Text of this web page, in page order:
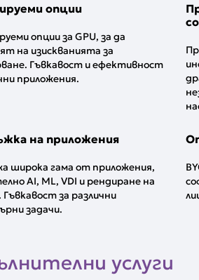
опции
опции за GPU, за да
на изискванията за
Гъвкавост и ефективност
приложения.
на приложения
широка гама от приложения,
AI, ML, VDI и рендиране на
за различни
задачи.
услуги